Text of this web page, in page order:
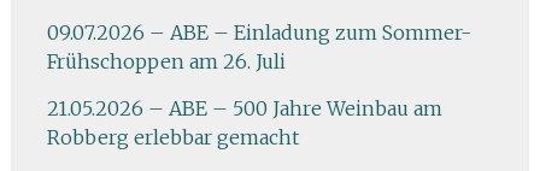
09.07.2026 – ABE – Einladung zum Sommer-
Frühschoppen am 26. Juli
21.05.2026 – ABE – 500 Jahre Weinbau am
Robberg erlebbar gemacht